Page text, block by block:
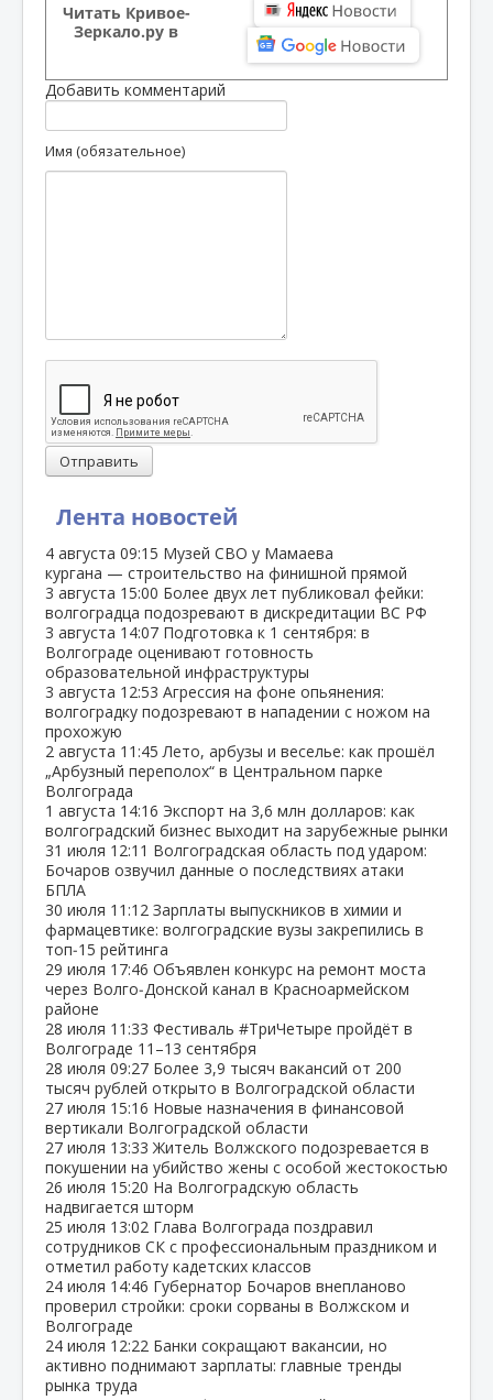
Лента новостей
4 августа 09:15 Музей СВО у Мамаева
кургана — строительство на финишной прямой
3 августа 15:00 Более двух лет публиковал фейки:
волгоградца подозревают в дискредитации ВС РФ
3 августа 14:07 Подготовка к 1 сентября: в
Волгограде оценивают готовность
образовательной инфраструктуры
3 августа 12:53 Агрессия на фоне опьянения:
волгоградку подозревают в нападении с ножом на
прохожую
2 августа 11:45 Лето, арбузы и веселье: как прошёл
„Арбузный переполох“ в Центральном парке
Волгограда
1 августа 14:16 Экспорт на 3,6 млн долларов: как
волгоградский бизнес выходит на зарубежные рынки
31 июля 12:11 Волгоградская область под ударом:
Бочаров озвучил данные о последствиях атаки
БПЛА
30 июля 11:12 Зарплаты выпускников в химии и
фармацевтике: волгоградские вузы закрепились в
топ‑15 рейтинга
29 июля 17:46 Объявлен конкурс на ремонт моста
через Волго‑Донской канал в Красноармейском
районе
28 июля 11:33 Фестиваль #ТриЧетыре пройдёт в
Волгограде 11–13 сентября
28 июля 09:27 Более 3,9 тысяч вакансий от 200
тысяч рублей открыто в Волгоградской области
27 июля 15:16 Новые назначения в финансовой
вертикали Волгоградской области
27 июля 13:33 Житель Волжского подозревается в
покушении на убийство жены с особой жестокостью
26 июля 15:20 На Волгоградскую область
надвигается шторм
25 июля 13:02 Глава Волгограда поздравил
сотрудников СК с профессиональным праздником и
отметил работу кадетских классов
24 июля 14:46 Губернатор Бочаров внепланово
проверил стройки: сроки сорваны в Волжском и
Волгограде
24 июля 12:22 Банки сокращают вакансии, но
активно поднимают зарплаты: главные тренды
рынка труда
Читать Кривое-
Зеркало.ру в
Добавить комментарий
Имя (обязательное)
Отправить